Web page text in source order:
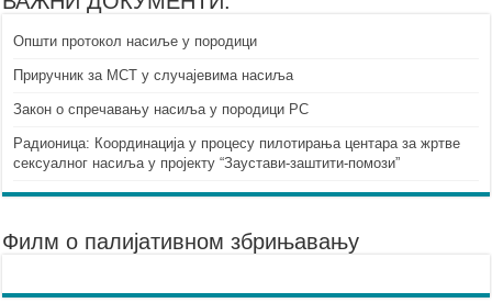
Општи протокол насиље у породици
Приручник за МСТ у случајевима насиља
Закон о спречавању насиља у породици РС
Радионица: Координација у процесу пилотирања центара за жртве
сексуалног насиља у пројекту “Заустави-заштити-помози”
Филм о палијативном збрињавању